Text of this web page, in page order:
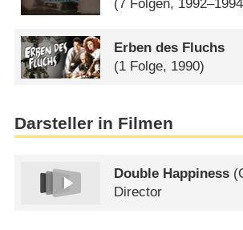
(7 Folgen,
Erben des Fluchs
(1 Folge, 1990)
Darsteller in Filmen
Double Happiness (
Director